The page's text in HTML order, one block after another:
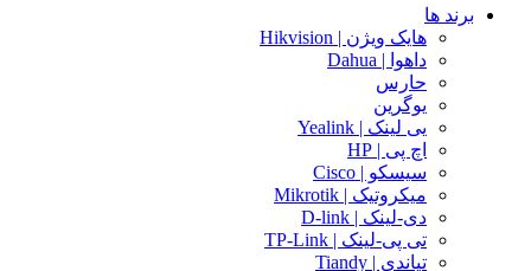
برند ها
هایک ویژن | Hikvision
داهوا | Dahua
حارس
یوگرین
یی لینک | Yealink
اچ پی | HP
سیسکو | Cisco
میکروتیک | Mikrotik
دی-لینک | D-link
تی پی-لینک | TP-Link
تیاندی | Tiandy